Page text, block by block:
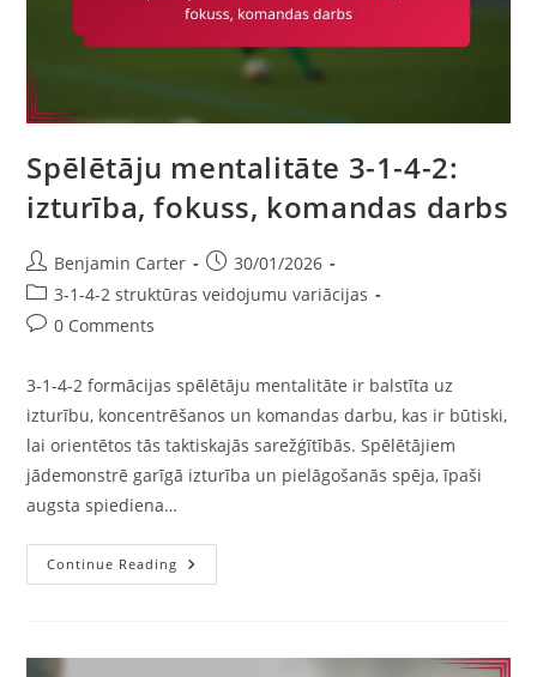
Spēlētāju mentalitāte 3-1-4-2:
izturība, fokuss, komandas darbs
Post
author:
Benjamin Carter
Post
published:
30/01/2026
Post
category:
3-1-4-2 struktūras veidojumu variācijas
Post0 Comments
3-1-4-2 formācijas spēlētāju mentalitāte ir balstīta uz
izturību, koncentrēšanos un komandas darbu, kas ir būtiski,
lai orientētos tās taktiskajās sarežģītībās. Spēlētājiem
jādemonstrē garīgā izturība un pielāgošanās spēja, īpaši
augsta spiediena…
Continue Reading Spēlētāju
Mentalitāte
Izturība,